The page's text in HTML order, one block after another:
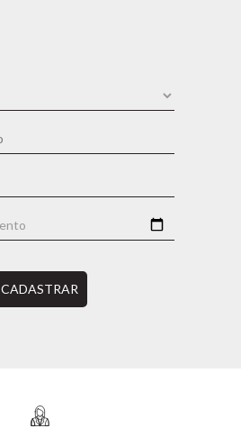
CADASTRAR